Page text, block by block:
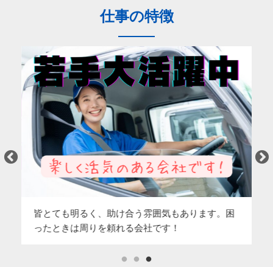
仕事の特徴
皆とても明るく、助け合う雰囲気もあります。困
ったときは周りを頼れる会社です！